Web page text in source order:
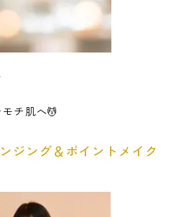
チ肌へ💆
ジング＆ポイントメイク